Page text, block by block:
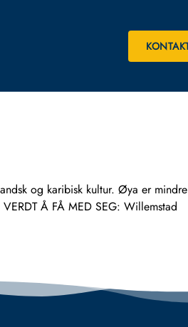
og karibisk kultur. Øya er mindre
Å FÅ MED SEG: Willemstad